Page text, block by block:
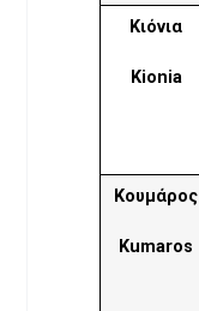
Κιόνια
Kionia
Κουμάρος
Kumaros